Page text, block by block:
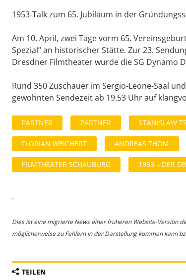
1953-Talk zum 65. Jubiläum in der
Am 10. April, zwei Tage vorm 65.
Spezial“ an historischer Stätte. Zur 23.
Dresdner Filmtheater wurde die SG Dynamo
Rund 350 Zuschauer im Sergio-Leone-Saal
gewohnten Sendezeit ab 19.53 Uhr auf
PARTNER PARTNER STANISLAW
FLORIAN WEICHERT ANDREAS THOM
FILMTHEATER SCHAUBURG 1953 – DER
.
Dies ist eine migrierte News einer früheren Website-Version
möglicherweise zu Fehlern in der Darstellung kommen kann
TEILEN